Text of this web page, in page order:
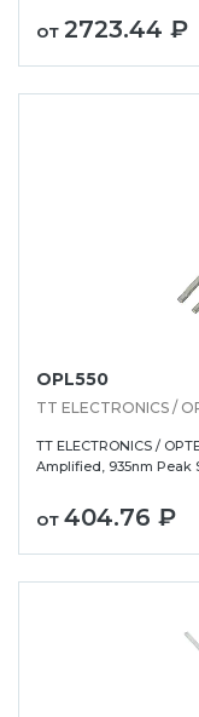
от 2723.44 ₽
OPL550
TT ELECTRONICS /
TT ELECTRONICS /
Amplified, 935nm Peak
от 404.76 ₽